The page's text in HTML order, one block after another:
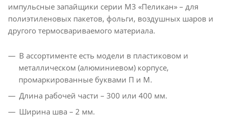
импульсные запайщики серии М3 «Пеликан» – для
полиэтиленовых пакетов, фольги, воздушных шаров и
другого термосвариваемого материала.
В ассортименте есть модели в пластиковом и
металлическом (алюминиевом) корпусе,
промаркированные буквами П и М.
Длина рабочей части – 300 или 400 мм.
Ширина шва – 2 мм.